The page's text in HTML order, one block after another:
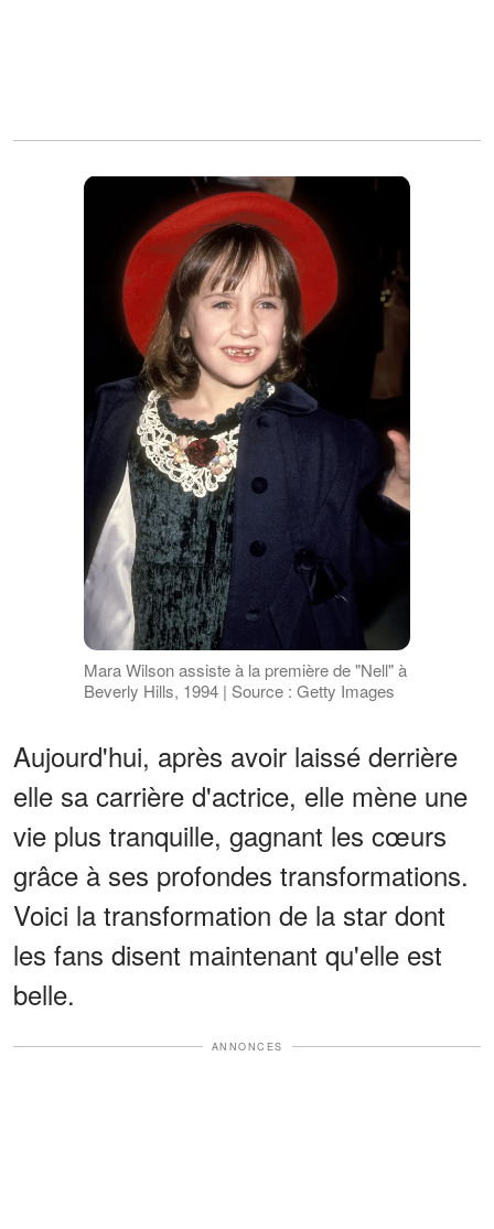
Mara Wilson assiste à la première de "Nell" à
Beverly Hills, 1994 | Source : Getty Images
Aujourd'hui, après avoir laissé derrière
elle sa carrière d'actrice, elle mène une
vie plus tranquille, gagnant les cœurs
grâce à ses profondes transformations.
Voici la transformation de la star dont
les fans disent maintenant qu'elle est
belle.
ANNONCES